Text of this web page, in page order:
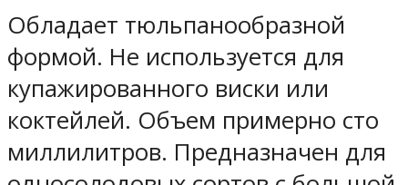
Обладает тюльпанообразной
формой. Не используется для
купажированного виски или
коктейлей. Объем примерно сто
миллилитров. Предназначен для